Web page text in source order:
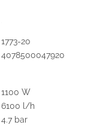
1773-20
4078500047920
1100 W
6100 l/h
4.7 bar